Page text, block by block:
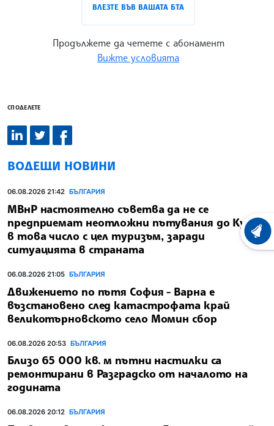
ВЛЕЗТЕ ВЪВ ВАШАТА БТА
Продължете да четете с абонамент
Вижте условията
СПОДЕЛЕТЕ
ВОДЕЩИ НОВИНИ
06.08.2026 21:42 БЪЛГАРИЯ
МВнР настоятелно съветва да не се
предприемат неотложни пътувания до Куба,
в това число с цел туризъм, заради
ситуацията в страната
06.08.2026 21:05 БЪЛГАРИЯ
Движението по пътя София - Варна е
възстановено след катастрофата край
великотърновското село Момин сбор
06.08.2026 20:53 БЪЛГАРИЯ
Близо 65 000 кв. м пътни настилки са
ремонтирани в Разградско от началото на
годината
06.08.2026 20:12 БЪЛГАРИЯ